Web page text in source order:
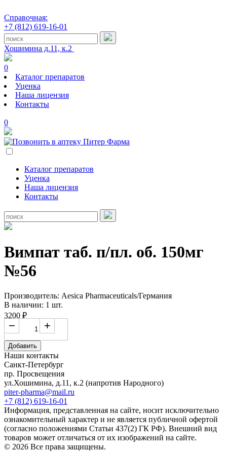
Справочная:
+7 (812) 619-16-01
Хошимина д.11, к.2
0
Каталог препаратов
Уценка
Наша лицензия
Контакты
0
Каталог препаратов
Уценка
Наша лицензия
Контакты
Вимпат таб. п/пл. об. 150мг
№56
Производитель: Aesica Pharmaceuticals/Германия
В наличии: 1 шт.
3200 ₽
+
−
Добавить
Наши контакты
Санкт-Петербург
пр. Просвещения
ул.Хошимина, д.11, к.2 (напротив Народного)
piter-pharma@mail.ru
+7 (812) 619-16-01
Информация, представленная на сайте, носит исключительно
ознакомительный характер и не является публичной офертой
(согласно положениями Статьи 437(2) ГК РФ). Внешний вид
товаров может отличаться от их изображений на сайте.
© 2026 Все права защищены.